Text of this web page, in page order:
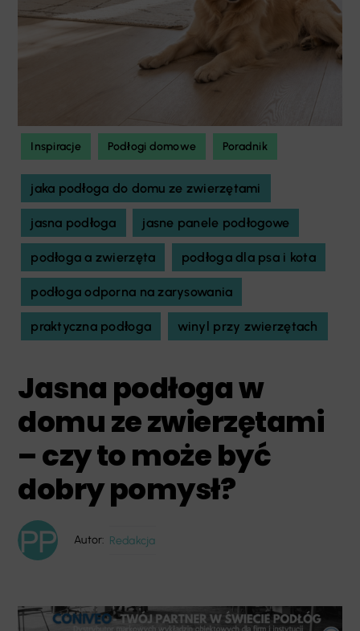
Inspiracje Podłogi domowe Poradnik
jaka podłoga do domu ze zwierzętami
jasna podłoga jasne panele podłogowe
podłoga a zwierzęta podłoga dla psa i kota
podłoga odporna na zarysowania
praktyczna podłoga winyl przy zwierzętach
Jasna podłoga w
domu ze zwierzętami
– czy to może być
dobry pomysł?
Autor: Redakcja